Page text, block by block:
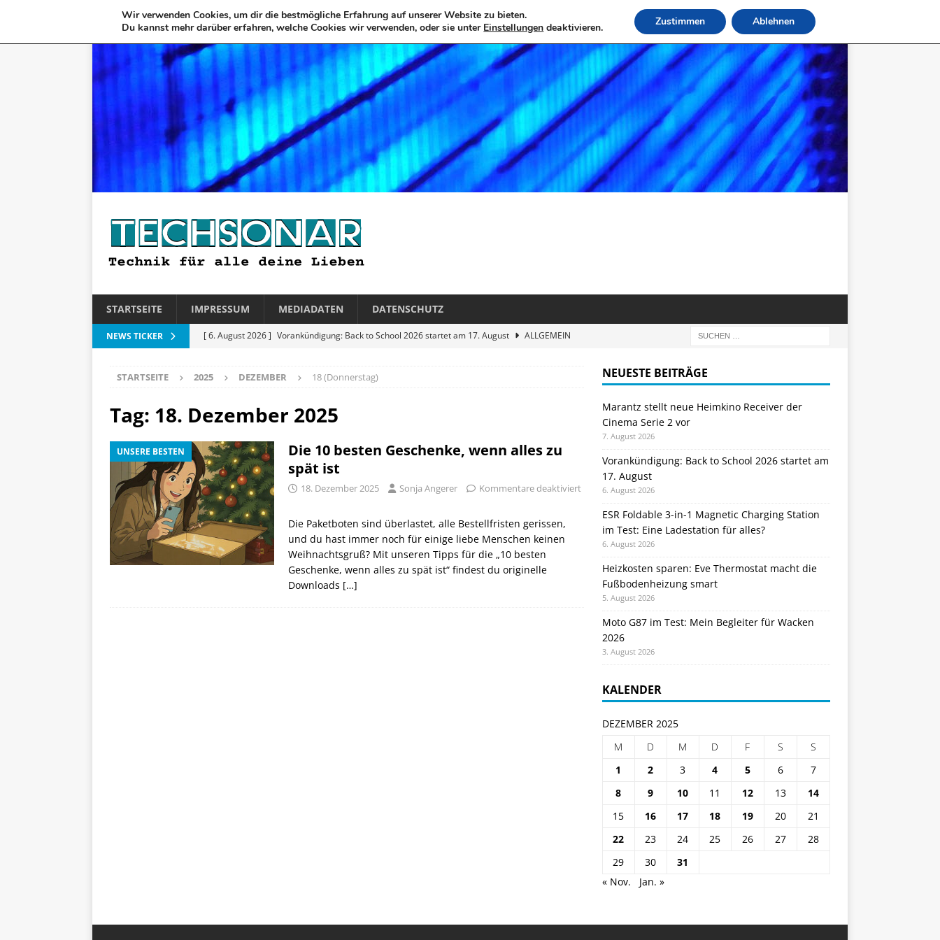
STARTSEITE IMPRESSUM MEDIADATEN DATENSCHUTZ
NEWS TICKER [ 6. August 2026 ] Vorankündigung: Back to School 2026 startet am 17. August
ALLGEMEIN
alles?
APPLE
[ 5. August 2026 ]
Heizkosten sparen: Eve Thermostat macht die Fußbodenheizung smart
[ 3. August 2026 ]
Moto G87 im Test: Mein Begleiter für Wacken 2026
TELEFON
[ 7. August 2026 ]
Marantz stellt neue Heimkino Receiver der Cinema Serie 2 vor
STARTSEITE 2025 DEZEMBER 18 (Donnerstag)
Tag: 18. Dezember 2025
UNSERE BESTEN
Die 10 besten Geschenke, wenn alles zu
spät ist
18. Dezember 2025 Sonja Angerer Kommentare deaktiviert
Die Paketboten sind überlastet, alle Bestellfristen gerissen,
und du hast immer noch für einige liebe Menschen keinen
Weihnachtsgruß? Mit unseren Tipps für die „10 besten
Geschenke, wenn alles zu spät ist“ findest du originelle
Downloads […]
NEUESTE BEITRÄGE
Marantz stellt neue Heimkino Receiver der
Cinema Serie 2 vor
7. August 2026
Vorankündigung: Back to School 2026 startet am
17. August
6. August 2026
ESR Foldable 3-in-1 Magnetic Charging Station
im Test: Eine Ladestation für alles?
6. August 2026
Heizkosten sparen: Eve Thermostat macht die
Fußbodenheizung smart
5. August 2026
Moto G87 im Test: Mein Begleiter für Wacken
2026
3. August 2026
KALENDER
DEZEMBER 2025
M
D M D F S
S
1
2 3 4 5 6
7
8
9 10 11 12 13
14
15
16 17 18 19 20
21
22
23 24 25 26 27
28
29
30
31
« Nov.
Jan. »
Wir verwenden Cookies, um dir die bestmögliche Erfahrung auf unserer Website zu bieten.
Du kannst mehr darüber erfahren, welche Cookies wir verwenden, oder sie unter Einstellungen deaktivieren. Zustimmen Ablehnen